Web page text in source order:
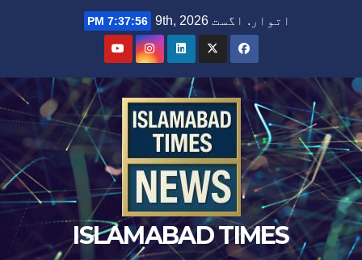
اتوار. اگست 9th, 2026 7:37:57 PM
ISLAMABAD TIMES